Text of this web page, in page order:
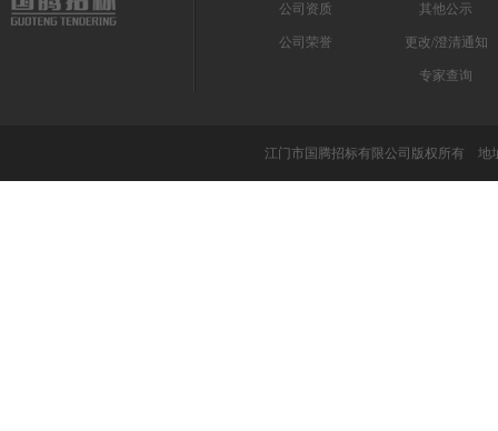
公司资质
公司荣誉
其他公示
更改/澄清通知
专家查询
江门市国腾招标有限公司版权所有